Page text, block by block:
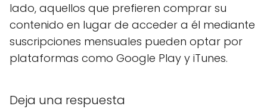
lado, aquellos que prefieren comprar su
contenido en lugar de acceder a él mediante
suscripciones mensuales pueden optar por
plataformas como Google Play y iTunes.
Deja una respuesta